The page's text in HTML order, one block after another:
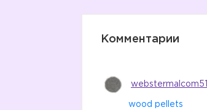
Комментарии
webstermalcom51
wood pellets